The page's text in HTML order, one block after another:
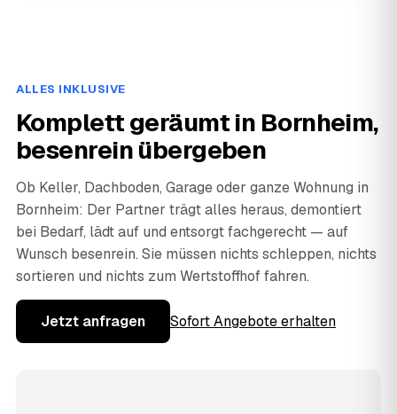
ALLES INKLUSIVE
Komplett geräumt in Bornheim,
besenrein übergeben
Ob Keller, Dachboden, Garage oder ganze Wohnung in
Bornheim: Der Partner trägt alles heraus, demontiert
bei Bedarf, lädt auf und entsorgt fachgerecht — auf
Wunsch besenrein. Sie müssen nichts schleppen, nichts
sortieren und nichts zum Wertstoffhof fahren.
Jetzt anfragen Sofort Angebote erhalten